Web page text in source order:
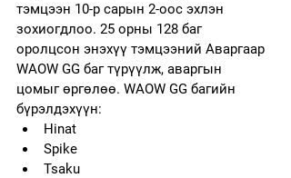
тэмцээн 10-р сарын 2-оос эхлэн
зохиогдлоо. 25 орны 128 баг
оролцсон энэхүү тэмцээний Аваргаар
WAOW GG баг түрүүлж, аваргын
цомыг өргөлөө. WAOW GG багийн
бүрэлдэхүүн:
Hinat
Spike
Tsaku